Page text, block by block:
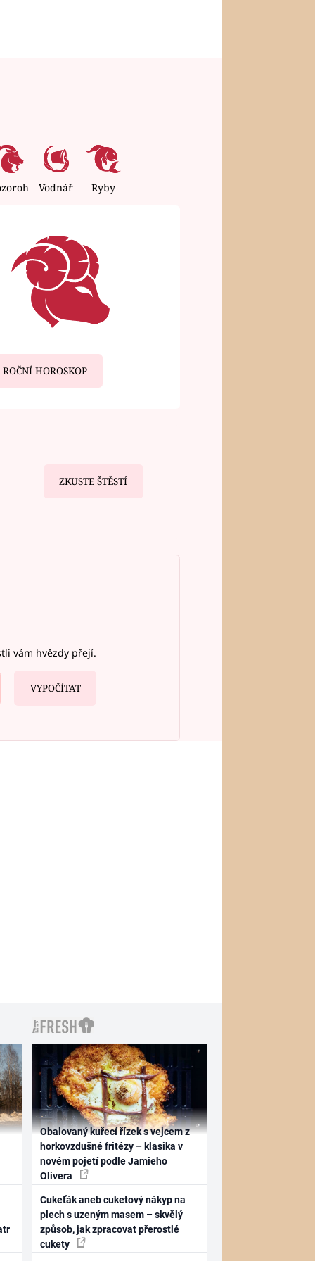
Vodnář Ryby
ROČNÍ HOROSKOP
ZKUSTE ŠTĚSTÍ
vám hvězdy přejí.
VYPOČÍTAT
Obalovaný kuřecí řízek s vejcem z
horkovzdušné fritézy – klasika v
novém pojetí podle Jamieho
Olivera
Cukeťák aneb cuketový nákyp na
plech s uzeným masem – skvělý
způsob, jak zpracovat přerostlé
cukety